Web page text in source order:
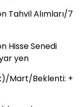
Tahvil Alımları/7
Hisse Senedi
yen
Mart/Beklenti: +